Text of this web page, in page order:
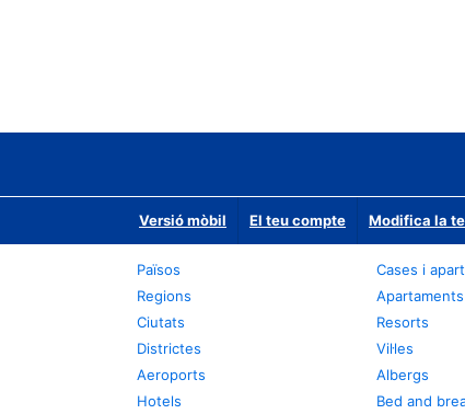
Versió mòbil El teu compte Modifica la
Països
Regions
Ciutats
Districtes
Aeroports
Hotels
Cases i
Apartaments
Resorts
Vil·les
Albergs
Bed and